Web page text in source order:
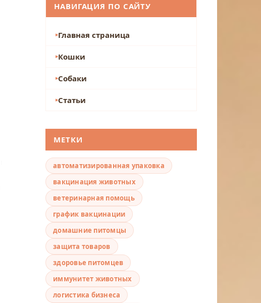
НАВИГАЦИЯ ПО САЙТУ
Главная страница
Кошки
Собаки
Статьи
МЕТКИ
автоматизированная упаковка
вакцинация животных
ветеринарная помощь
график вакцинации
домашние питомцы
защита товаров
здоровье питомцев
иммунитет животных
логистика бизнеса